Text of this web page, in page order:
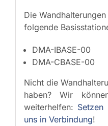
Die
folgende
DMA-IBASE-00
DMA-CBASE-00
Nicht die
haben? Wir
weiterhelfen:
uns in Verbindung!